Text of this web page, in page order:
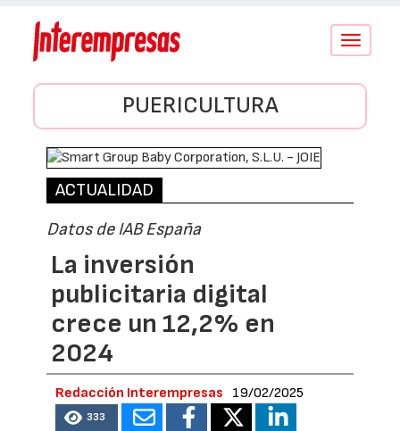
Conmutar
PUERICULTURA
ACTUALIDAD
Datos de IAB España
La inversión
publicitaria digital
crece un 12,2% en
2024
Redacción Interempresas 19/02/2025
333